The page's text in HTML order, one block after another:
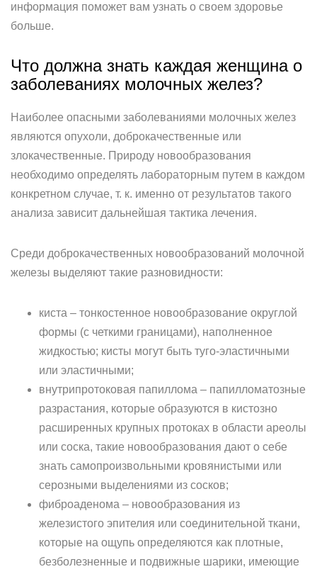
информация поможет вам узнать о своем здоровье
больше.
Что должна знать каждая женщина о
заболеваниях молочных желез?
Наиболее опасными заболеваниями молочных желез
являются опухоли, доброкачественные или
злокачественные. Природу новообразования
необходимо определять лабораторным путем в каждом
конкретном случае, т. к. именно от результатов такого
анализа зависит дальнейшая тактика лечения.
Среди доброкачественных новообразований молочной
железы выделяют такие разновидности:
киста – тонкостенное новообразование округлой
формы (с четкими границами), наполненное
жидкостью; кисты могут быть туго-эластичными
или эластичными;
внутрипротоковая папиллома – папилломатозные
разрастания, которые образуются в кистозно
расширенных крупных протоках в области ареолы
или соска, такие новообразования дают о себе
знать самопроизвольными кровянистыми или
серозными выделениями из сосков;
фиброаденома – новообразования из
железистого эпителия или соединительной ткани,
которые на ощупь определяются как плотные,
безболезненные и подвижные шарики, имеющие